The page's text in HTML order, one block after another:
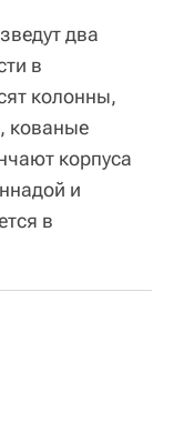
два
в
колонны,
кованые
корпуса
и
в